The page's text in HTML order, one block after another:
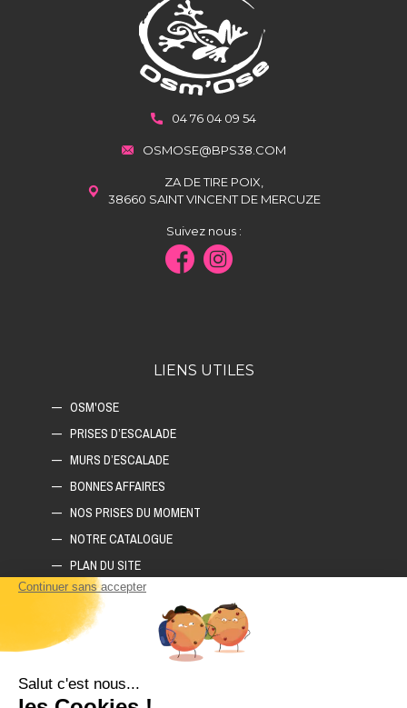
04 76 04 09 54
OSMOSE@BPS38.COM
ZA DE TIRE POIX,
38660 SAINT VINCENT DE MERCUZE
Suivez nous :
LIENS UTILES
OSM'OSE
PRISES D’ESCALADE
MURS D’ESCALADE
BONNES AFFAIRES
NOS PRISES DU MOMENT
NOTRE CATALOGUE
PLAN DU SITE
COMMENT CONSTRUIRE SON MUR D'ESCALADE ?
COMMENT CHOISIR SON TAPIS D'ESCALADE ?
COMMENT CHOISIR SES PRISES D'ESCALADE ?
LIVRAISON ET RETOURS